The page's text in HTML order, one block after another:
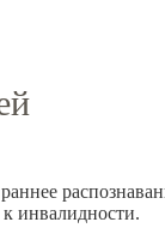
инвалидности.